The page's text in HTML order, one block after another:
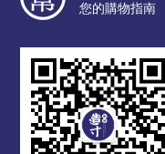
您的購物指南